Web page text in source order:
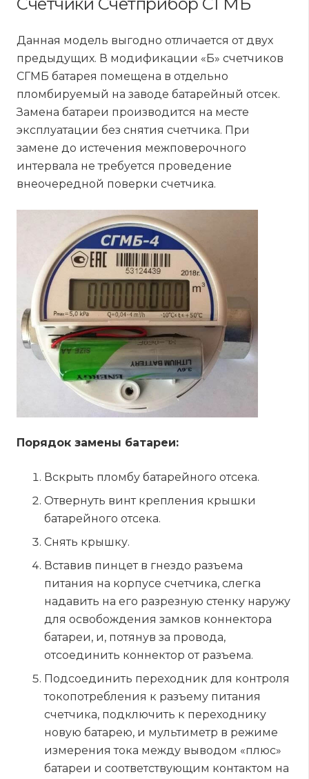
Данная модель выгодно отличается от двух
предыдущих. В модификации «Б» счетчиков
СГМБ батарея помещена в отдельно
пломбируемый на заводе батарейный отсек.
Замена батареи производится на месте
эксплуатации без снятия счетчика. При
замене до истечения межповерочного
интервала не требуется проведение
внеочередной поверки счетчика.
Порядок замены батареи:
Вскрыть пломбу батарейного отсека.
Отвернуть винт крепления крышки
батарейного отсека.
Снять крышку.
Вставив пинцет в гнездо разъема
питания на корпусе счетчика, слегка
надавить на его разрезную стенку наружу
для освобождения замков коннектора
батареи, и, потянув за провода,
отсоединить коннектор от разъема.
Подсоединить переходник для контроля
токопотребления к разъему питания
счетчика, подключить к переходнику
новую батарею, и мультиметр в режиме
измерения тока между выводом «плюс»
батареи и соответствующим контактом на